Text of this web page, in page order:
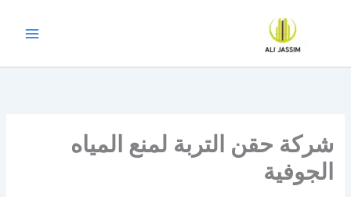
شركة حقن التربة لمنع المياه
الجوفية